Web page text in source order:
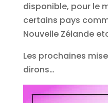
disponible, pour le
certains pays
Nouvelle Zélande
Les prochaines
dirons…